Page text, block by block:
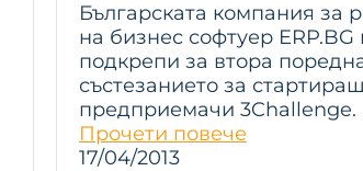
Българската компания за
на бизнес софтуер
подкрепи за втора
състезанието за
предприемачи 3Challenge.
Прочети повече
17/04/2013